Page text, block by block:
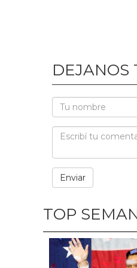
DEJANOS
TOP